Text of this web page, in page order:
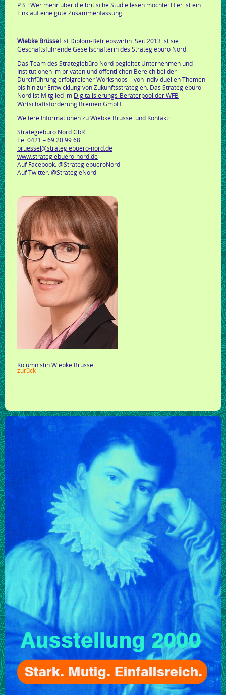
P.S.: Wer mehr über die britische Studie lesen möchte: Hier ist ein
Linkauf eine gute Zusammenfassung.
Wiebke Brüssel ist Diplom-Betriebswirtin. Seit 2013 ist sie
Geschäftsführende Gesellschafterin des Strategiebüro Nord.
Das Team des Strategiebüro Nord begleitet Unternehmen und
Institutionen im privaten und öffentlichen Bereich bei der
Durchführung erfolgreicher Workshops – von individuellen Themen
bis hin zur Entwicklung von Zukunftsstrategien. Das Strategiebüro
Nord ist Mitglied im Digitalisierungs-Beraterpool der WFB
Wirtschaftsförderung Bremen GmbH
Weitere Informationen zu Wiebke Brüssel und Kontakt:
Strategiebüro Nord GbR
Tel. 0421 – 69 20 99 68
bruessel@strategiebuero-nord.de
www.strategiebuero-nord.de
Auf Facebook: @StrategiebueroNord
Auf Twitter: @StrategieNord
Kolumnistin Wiebke Brüssel
zurück